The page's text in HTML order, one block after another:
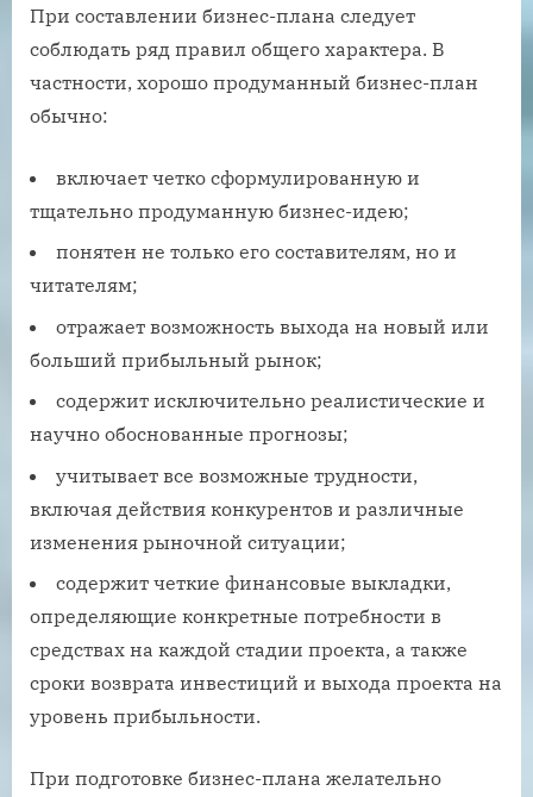
При составлении бизнес-плана следует
соблюдать ряд правил общего характера. В
частности, хорошо продуманный бизнес-план
обычно:
включает четко сформулированную и
тщательно продуманную бизнес-идею;
понятен не только его составителям, но и
читателям;
отражает возможность выхода на новый или
больший прибыльный рынок;
содержит исключительно реалистические и
научно обоснованные прогнозы;
учитывает все возможные трудности,
включая действия конкурентов и различные
изменения рыночной ситуации;
содержит четкие финансовые выкладки,
определяющие конкретные потребности в
средствах на каждой стадии проекта, а также
сроки возврата инвестиций и выхода проекта на
уровень прибыльности.
При подготовке бизнес-плана желательно